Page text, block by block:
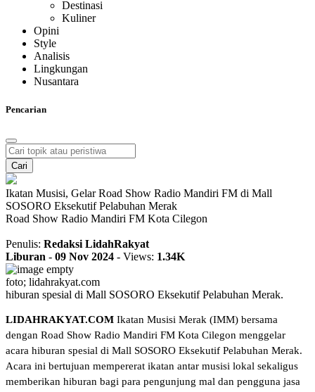
Destinasi
Kuliner
Opini
Style
Analisis
Lingkungan
Nusantara
Pencarian
Cari
Ikatan Musisi, Gelar Road Show Radio Mandiri FM di Mall
SOSORO Eksekutif Pelabuhan Merak
Road Show Radio Mandiri FM Kota Cilegon
Penulis: Redaksi LidahRakyat
Liburan - 09 Nov 2024 - Views: 1.34K
foto; lidahrakyat.com
hiburan spesial di Mall SOSORO Eksekutif Pelabuhan Merak.
LIDAHRAKYAT.COM Ikatan Musisi Merak (IMM) bersama
dengan Road Show Radio Mandiri FM Kota Cilegon menggelar
acara hiburan spesial di Mall SOSORO Eksekutif Pelabuhan Merak.
Acara ini bertujuan mempererat ikatan antar musisi lokal sekaligus
memberikan hiburan bagi para pengunjung mal dan pengguna jasa